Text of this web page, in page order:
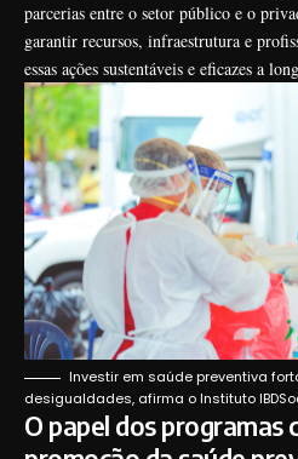
parcerias entre o setor público e o
garantir recursos, infraestrutura e
essas ações sustentáveis e eficazes a
Investir em saúde preventiva
desigualdades, afirma o Instituto
O papel dos programas